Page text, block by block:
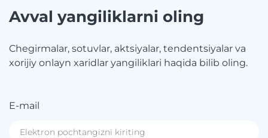
Avval yangiliklarni oling
Chegirmalar, sotuvlar, aktsiyalar, tendentsiyalar va
xorijiy onlayn xaridlar yangiliklari haqida bilib oling.
E-mail